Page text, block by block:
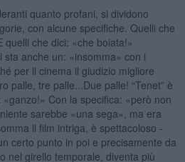
quanto profani, si dividono
con alcune specifiche. Quelli che
che dici: «che boiata!»
sta anche un: «insomma» con i
per il cinema il giudizio migliore
palle, tre palle...Due palle! “Tenet” è
Con la specifica: «però non
sarebbe «una sega», ma era
il film intriga, è spettacoloso -
certo punto in poi e precisamente da
nel girello temporale, diventa più